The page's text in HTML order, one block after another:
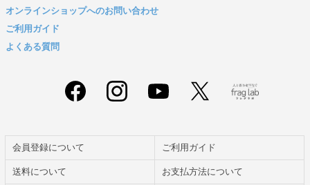
オンラインショップへのお問い合わせ
ご利用ガイド
よくある質問
会員登録について ご利用ガイド
送料について お支払方法について